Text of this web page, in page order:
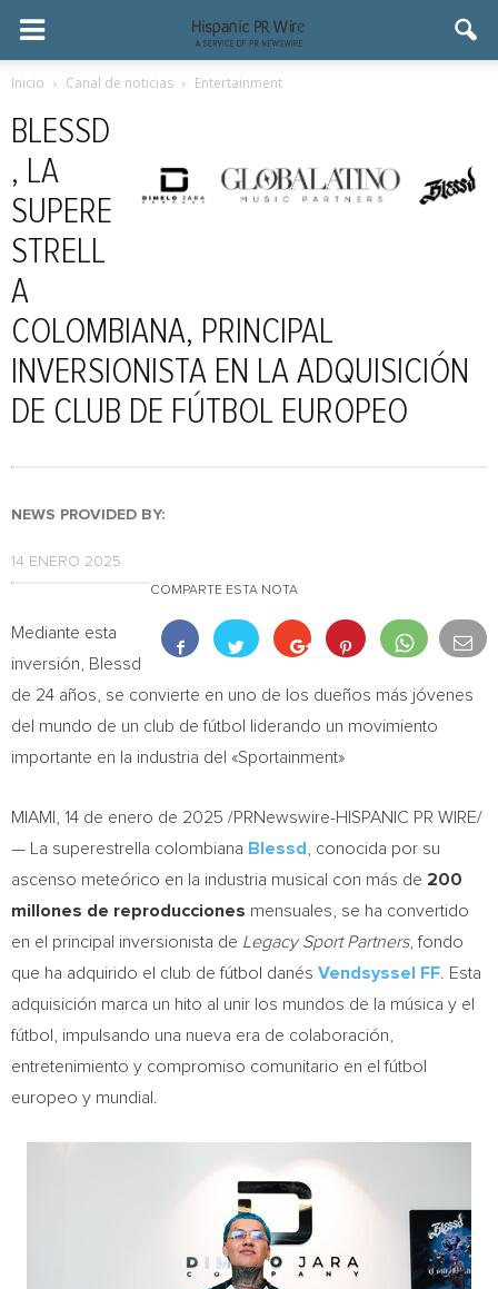
Inicio Canal de noticias Entertainment
BLESSD
, LA
SUPERE
STRELL
A
COLOMBIANA, PRINCIPAL
INVERSIONISTA EN LA ADQUISICIÓN
DE CLUB DE FÚTBOL EUROPEO
NEWS PROVIDED BY:
14 ENERO 2025
COMPARTE ESTA NOTA
Mediante esta
inversión, Blessd
de 24 años, se convierte en uno de los dueños más jóvenes
del mundo de un club de fútbol liderando un movimiento
importante en la industria del «Sportainment»
MIAMI 14 de enero de 2025 /PRNewswire-HISPANIC PR WIRE/
— La superestrella colombiana Blessd
, conocida por su
ascenso meteórico en la industria musical con más de 200
millones de reproducciones mensuales, se ha convertido
en el principal inversionista de Legacy Sport Partners, fondo
que ha adquirido el club de fútbol danés Vendsyssel FF . Esta
adquisición marca un hito al unir los mundos de la música y el
fútbol, impulsando una nueva era de colaboración,
entretenimiento y compromiso comunitario en el fútbol
europeo y mundial.